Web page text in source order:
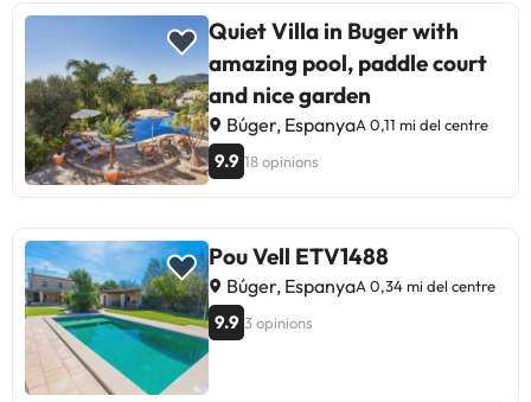
Quiet Villa in Buger with
amazing pool, paddle court
and nice garden
Búger, EspanyaA 0,11 mi del centre
9.9 18 opinions
Pou Vell ETV1488
Búger, EspanyaA 0,34 mi del centre
9.9 3 opinions